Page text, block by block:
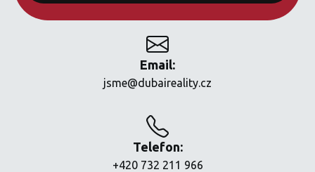
Email:
jsme@dubaireality.cz
Telefon:
+420 732 211 966